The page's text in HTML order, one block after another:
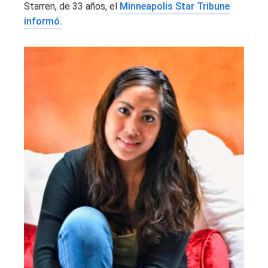
Starren, de 33 años, el Minneapolis Star Tribune
informó.